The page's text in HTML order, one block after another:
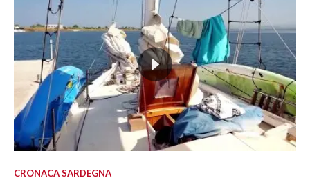
CRONACA SARDEGNA